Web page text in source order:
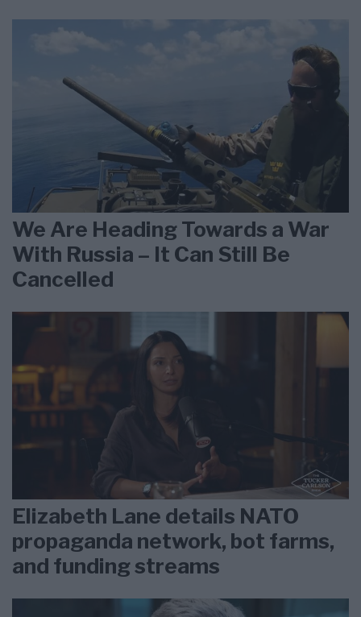
We Are Heading Towards a War
With Russia – It Can Still Be
Cancelled
Elizabeth Lane details NATO
propaganda network, bot farms,
and funding streams